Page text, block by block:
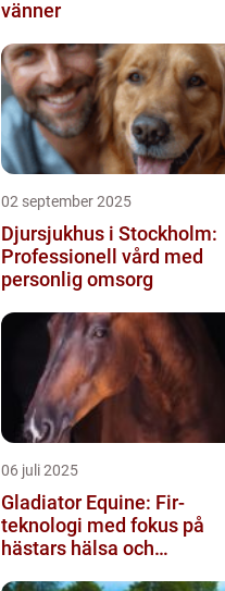
vänner
02 september 2025
Djursjukhus i Stockholm:
Professionell vård med
personlig omsorg
06 juli 2025
Gladiator Equine: Fir-
teknologi med fokus på
hästars hälsa och